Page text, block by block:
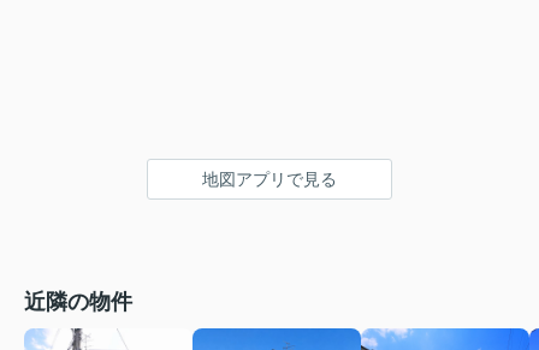
地図アプリで見る
近隣の物件